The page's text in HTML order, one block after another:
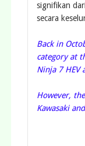
signifikan
secara
Back in
category at
Ninja 7 HEV
However,
Kawasaki